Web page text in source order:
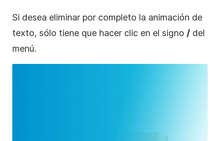
Si desea eliminar por completo la animación de
texto, sólo tiene que hacer clic en el signo / del
menú.